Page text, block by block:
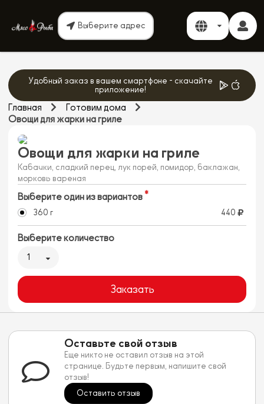
Выберите адрес
Удобный заказ в вашем смартфоне - скачайте
приложение!
Главная
Готовим дома
Овощи для жарки на гриле
Овощи для жарки на гриле
Кабачки, сладкий перец, лук порей, помидор, баклажан,
морковь вареная
Выберите один из вариантов
360 г 440
Выберите количество
1
Заказать
Оставьте свой отзыв
Еще никто не оставил отзыв на этой
странице. Будьте первым, напишите свой
отзыв!
Оставить отзыв